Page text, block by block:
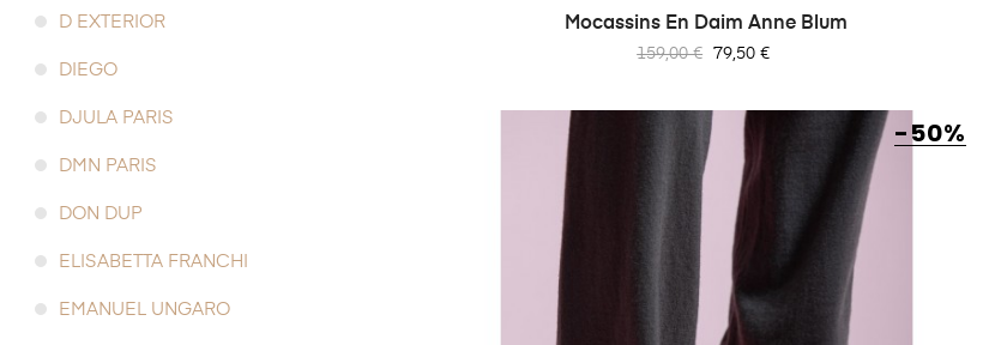
D EXTERIOR
DIEGO
DJULA PARIS
DMN PARIS
DON DUP
ELISABETTA FRANCHI
EMANUEL UNGARO
Mocassins En Daim Anne Blum
Prix
159,00 € Prix
79,50 €
-50%